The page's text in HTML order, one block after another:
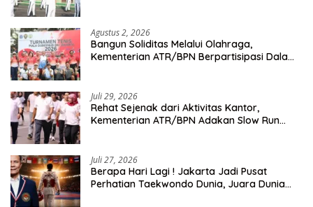
Agustus 2, 2026
Bangun Soliditas Melalui Olahraga,
Kementerian ATR/BPN Berpartisipasi Dalam
Juli 29, 2026
Rehat Sejenak dari Aktivitas Kantor,
Kementerian ATR/BPN Adakan Slow Run
Juli 27, 2026
Berapa Hari Lagi ! Jakarta Jadi Pusat
Perhatian Taekwondo Dunia, Juara Dunia